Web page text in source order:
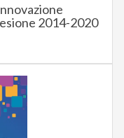
2014-2020